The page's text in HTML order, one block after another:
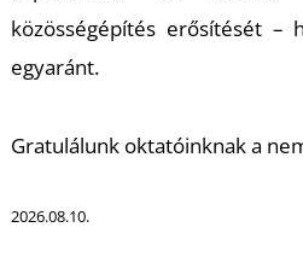
közösségépítés erősítését –
egyaránt.
Gratulálunk oktatóinknak a
2026.08.10.